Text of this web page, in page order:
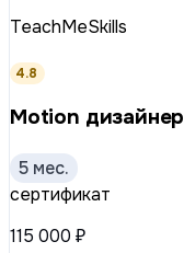
TeachMeSkills
4.8
Motion дизайнер
5 мес.
сертификат
115 000 ₽